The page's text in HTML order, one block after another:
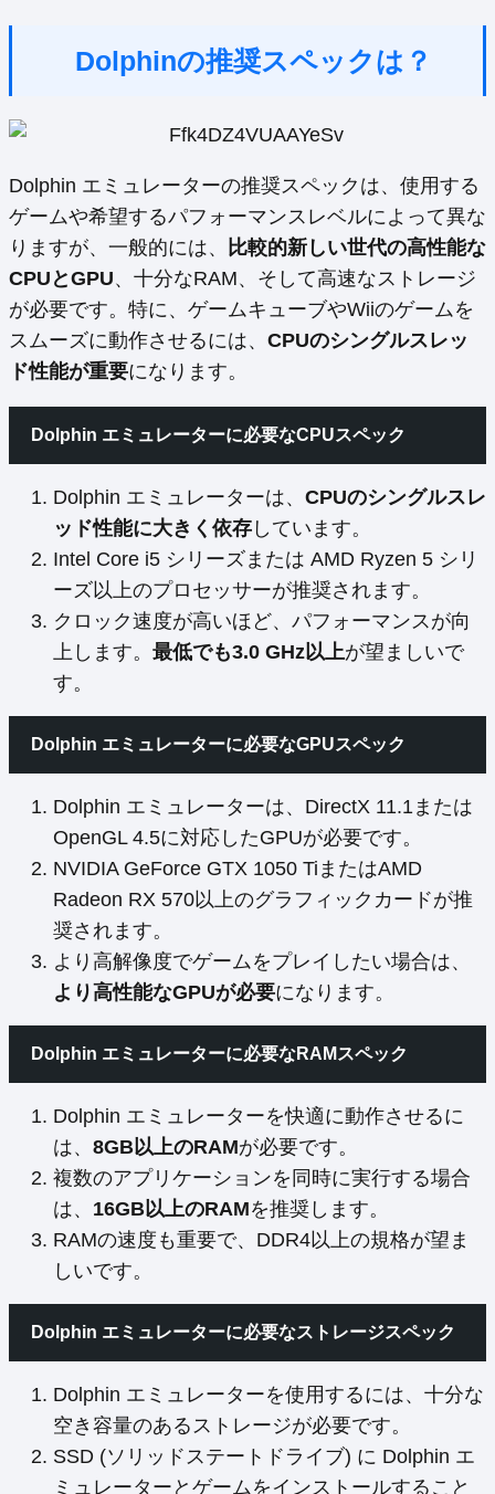
Dolphinの推奨スペックは？
Dolphin エミュレーターの推奨スペックは、使用する
ゲームや希望するパフォーマンスレベルによって異な
りますが、一般的には、
比較的新しい世代の高性能な
CPUとGPU、十分なRAM、そして高速なストレージ
が必要です。特に、ゲームキューブやWiiのゲームを
スムーズに動作させるには、 CPUのシングルスレッ
ド性能が重要になります。
Dolphin エミュレーターに必要なCPUスペック
Dolphin エミュレーターは、 CPUのシングルスレ
ッド性能に大きく依存 しています。
Intel Core i5 シリーズまたは AMD Ryzen 5 シリ
ーズ以上のプロセッサーが推奨されます。
クロック速度が高いほど、パフォーマンスが向
上します。 最低でも3.0 GHz以上が望ましいで
す。
Dolphin エミュレーターに必要なGPUスペック
Dolphin エミュレーターは、DirectX 11.1または
OpenGL 4.5に対応したGPUが必要です。
NVIDIA GeForce GTX 1050 TiまたはAMD
Radeon RX 570以上のグラフィックカードが推
奨されます。
より高解像度でゲームをプレイしたい場合は、
より高性能なGPUが必要になります。
Dolphin エミュレーターに必要なRAMスペック
Dolphin エミュレーターを快適に動作させるに
は、 8GB以上のRAMが必要です。
複数のアプリケーションを同時に実行する場合
は、 16GB以上のRAMを推奨します。
RAMの速度も重要で、DDR4以上の規格が望ま
しいです。
Dolphin エミュレーターに必要なストレージスペック
Dolphin エミュレーターを使用するには、十分な
空き容量のあるストレージが必要です。
SSD (ソリッドステートドライブ) に Dolphin エ
ミュレーターとゲームをインストールすること